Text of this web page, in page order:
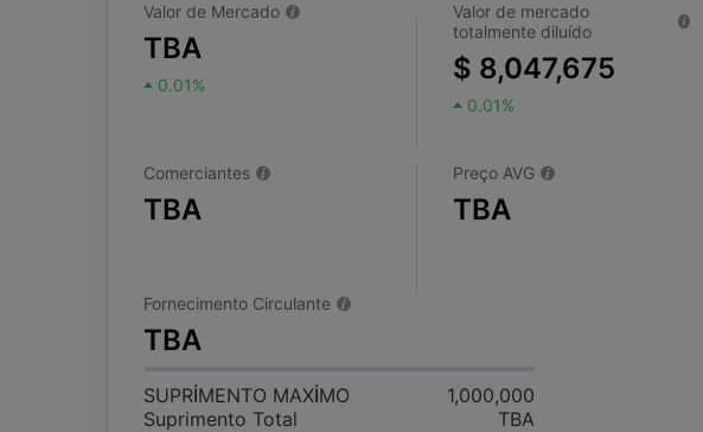
Valor de Mercado
TBA
0.01%
Valor de mercado
totalmente diluído
$ 8,047,675
0.01%
Comerciantes
TBA
Preço AVG
TBA
Fornecimento Circulante
TBA
SUPRİMENTO MAXİMO
1,000,000
Suprimento Total
TBA